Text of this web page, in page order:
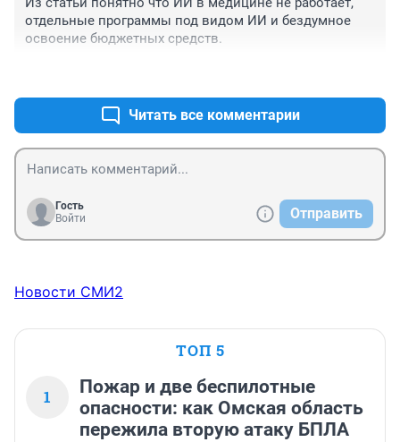
отдельные программы под видом ИИ и бездумное
освоение бюджетных средств.
Читать все комментарии
Гость
Войти
Отправить
Новости СМИ2
ТОП 5
1
Пожар и две беспилотные
опасности: как Омская область
пережила вторую атаку БПЛА